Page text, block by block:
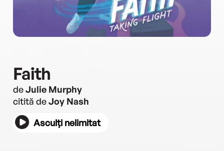
Faith
deJulie Murphy
citită deJoy Nash
Asculți nelimitat